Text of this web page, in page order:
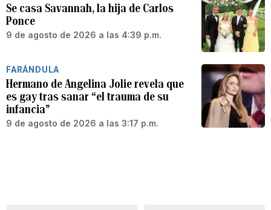
Se casa Savannah, la hija de Carlos
Ponce
9 de agosto de 2026 a las 4:39 p.m.
FARÁNDULA
Hermano de Angelina Jolie revela que
es gay tras sanar “el trauma de su
infancia”
9 de agosto de 2026 a las 3:17 p.m.